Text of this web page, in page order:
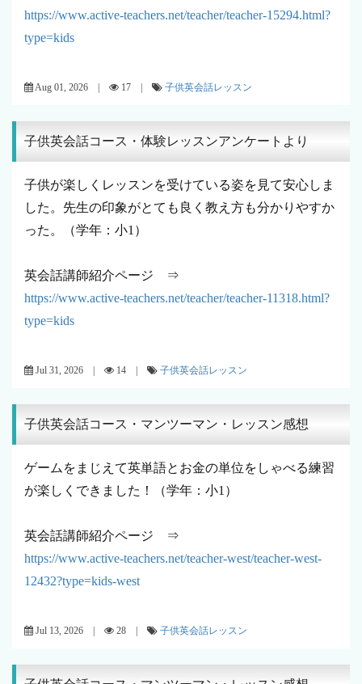
https://www.active-teachers.net/teacher/teacher-15294.html?
type=kids
Aug 01, 2026 | 17 | 子供英会話レッスン
子供英会話コース・体験レッスンアンケートより
子供が楽しくレッスンを受けている姿を見て安心しま
した。先生の印象がとても良く教え方も分かりやすか
った。（学年：小1）
英会話講師紹介ページ ⇒
https://www.active-teachers.net/teacher/teacher-11318.html?
type=kids
Jul 31, 2026 | 14 | 子供英会話レッスン
子供英会話コース・マンツーマン・レッスン感想
ゲームをまじえて英単語とお金の単位をしゃべる練習
が楽しくできました！（学年：小1）
英会話講師紹介ページ ⇒
https://www.active-teachers.net/teacher-west/teacher-west-
12432?type=kids-west
Jul 13, 2026 | 28 | 子供英会話レッスン